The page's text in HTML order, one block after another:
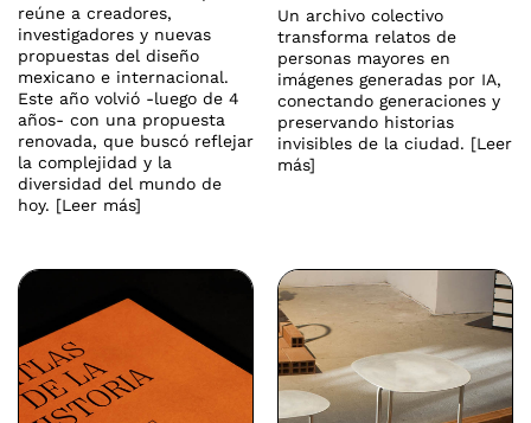
reúne a creadores,
investigadores y nuevas
propuestas del diseño
mexicano e internacional.
Este año volvió -luego de 4
años- con una propuesta
renovada, que buscó reflejar
la complejidad y la
diversidad del mundo de
hoy. [Leer más]
Un archivo colectivo
transforma relatos de
personas mayores en
imágenes generadas por IA,
conectando generaciones y
preservando historias
invisibles de la ciudad. [Leer
más]